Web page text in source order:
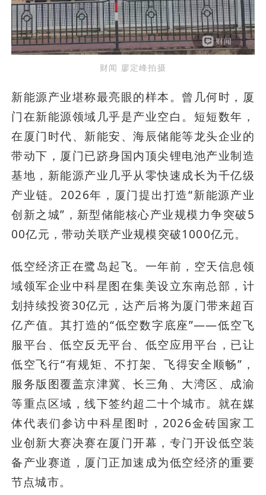
财闻 廖定峰拍摄
新能源产业堪称最亮眼的样本。曾几何时，厦
门在新能源领域几乎是产业空白。短短数年，
在厦门时代、新能安、海辰储能等龙头企业的
带动下，厦门已跻身国内顶尖锂电池产业制造
基地，新能源产业几乎从零快速成长为千亿级
产业链。2026年，厦门提出打造“新能源产业
创新之城”，新型储能核心产业规模力争突破5
00亿元，带动关联产业规模突破1000亿元。
低空经济正在鹭岛起飞。一年前，空天信息领
域领军企业中科星图在集美设立东南总部，计
划持续投资30亿元，达产后将为厦门带来超百
亿产值。其打造的“低空数字底座”——低空飞
服平台、低空反无平台、低空应用平台，已让
低空飞行“有规矩、不打架、飞得安全顺畅”，
服务版图覆盖京津冀、长三角、大湾区、成渝
等重点区域，线下签约超二十个城市。就在媒
体代表们参访中科星图时，2026金砖国家工
业创新大赛决赛在厦门开幕，专门开设低空装
备产业赛道，厦门正加速成为低空经济的重要
节点城市。